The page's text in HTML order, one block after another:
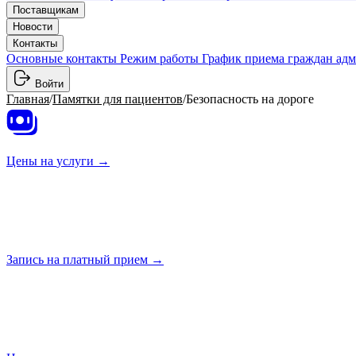
Поставщикам
Новости
Контакты
Основные контакты Режим работы График приема граждан
Войти
Главная/Памятки для пациентов/Безопасность на дороге
Цены на услуги →
Запись на платный прием →